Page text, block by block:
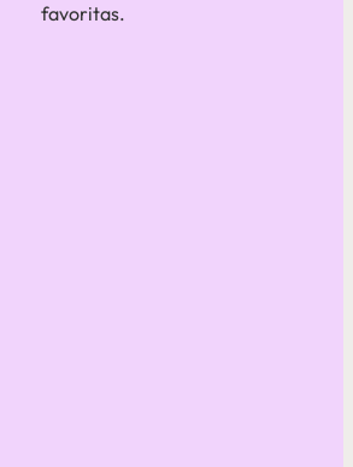
favoritas.